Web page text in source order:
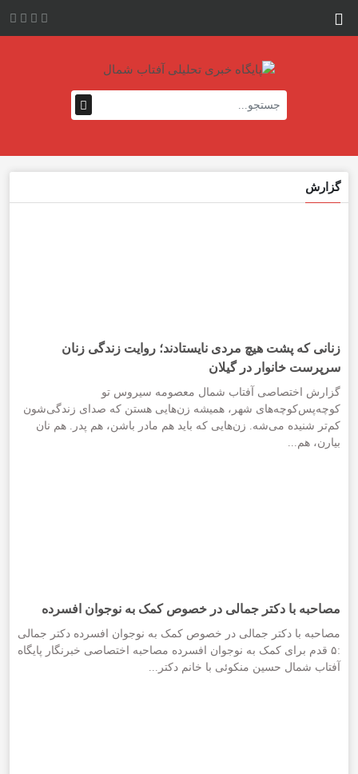
گزارش
زنانی که پشت هیچ مردی نایستادند؛ روایت زندگی زنان
سرپرست خانوار در گیلان
گزارش اختصاصی آفتاب شمال معصومه سیروس تو
کوچه‌پس‌کوچه‌های شهر، همیشه زن‌هایی هستن که صدای زندگی‌شون
کم‌تر شنیده می‌شه. زن‌هایی که باید هم مادر باشن، هم پدر. هم نان
بیارن، هم...
مصاحبه با دکتر جمالی در خصوص کمک به نوجوان افسرده
مصاحبه با دکتر جمالی در خصوص کمک به نوجوان افسرده دکتر جمالی
:۵ قدم برای کمک به نوجوان افسرده مصاحبه اختصاصی خبرنگار پایگاه
آفتاب شمال حسین منکوئی با خانم دکتر...